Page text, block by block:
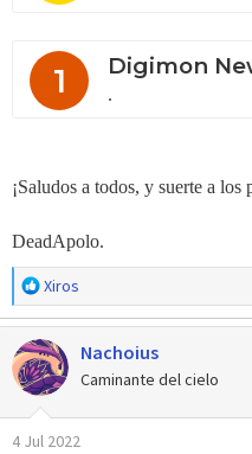
1 Digimon
.
¡Saludos a todos, y suerte a los
DeadApolo.
R
e
a
c
c
i
o
n
Xiros
Nachoius
Caminante del cielo
4 Jul 2022